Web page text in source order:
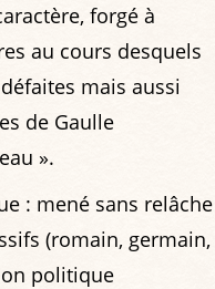
forgé à
au cours desquels
mais aussi
de Gaulle
».
: mené sans relâche
(romain, germain,
politique